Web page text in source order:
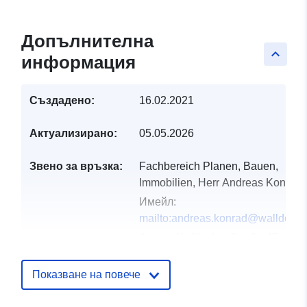
keyboard_arrow_up
Допълнителна
информация
Създадено: 16.02.2021
Актуализирано: 05.05.2026
Звено за връзка:
Fachbereich Planen, Bauen,
Immobilien, Herr Andreas Konrad
Имейл:
URL адрес:
Показване на повече